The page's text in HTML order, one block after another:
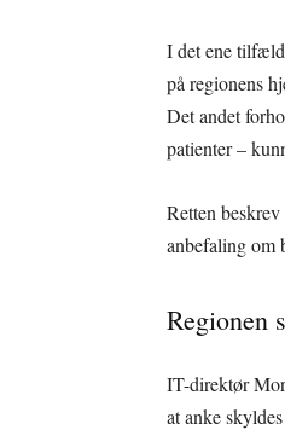
I det ene
på regionens
Det andet
patienter –
Retten
anbefaling om
Regionen
IT-direktør
at anke